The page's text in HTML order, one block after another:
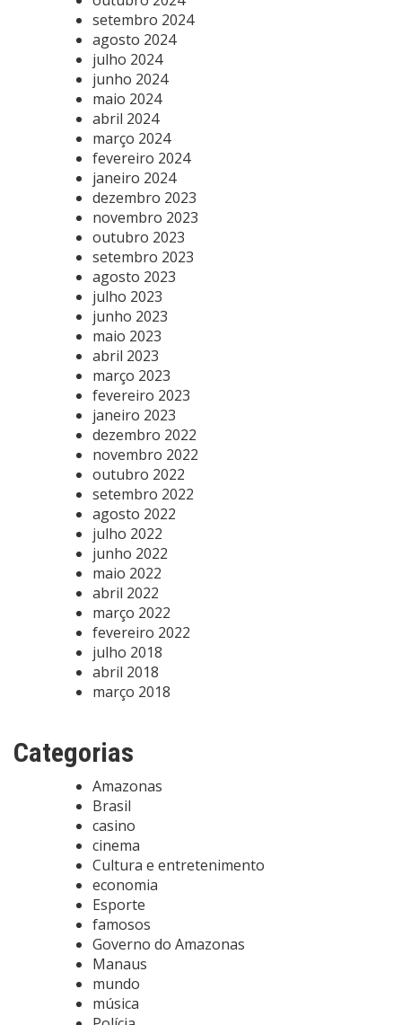
setembro 2024
agosto 2024
julho 2024
junho 2024
maio 2024
abril 2024
março 2024
fevereiro 2024
janeiro 2024
dezembro 2023
novembro 2023
outubro 2023
setembro 2023
agosto 2023
julho 2023
junho 2023
maio 2023
abril 2023
março 2023
fevereiro 2023
janeiro 2023
dezembro 2022
novembro 2022
outubro 2022
setembro 2022
agosto 2022
julho 2022
junho 2022
maio 2022
abril 2022
março 2022
fevereiro 2022
julho 2018
abril 2018
março 2018
Categorias
Amazonas
Brasil
casino
cinema
Cultura e entretenimento
economia
Esporte
famosos
Governo do Amazonas
Manaus
mundo
música